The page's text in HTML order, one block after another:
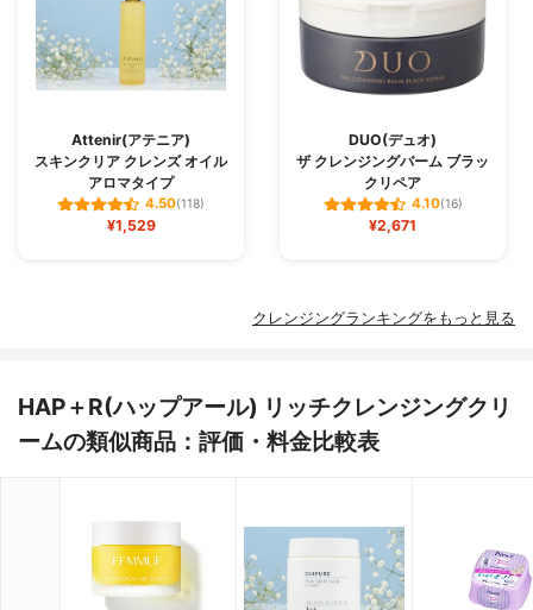
Attenir(アテニア)
スキンクリア クレンズ オイル
アロマタイプ
4.50(118)
¥1,529
DUO(デュオ)
ザ クレンジングバーム ブラッ
クリペア
4.10(16)
¥2,671
クレンジングランキングをもっと見る
HAP＋R(ハップアール) リッチクレンジングクリ
ームの類似商品：評価・料金比較表